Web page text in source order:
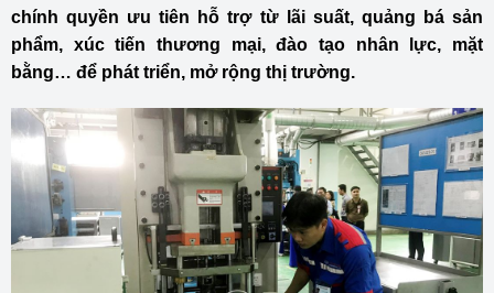
chính quyền ưu tiên hỗ trợ từ lãi suất, quảng bá sản
phẩm, xúc tiến thương mại, đào tạo nhân lực, mặt
bằng… để phát triển, mở rộng thị trường.